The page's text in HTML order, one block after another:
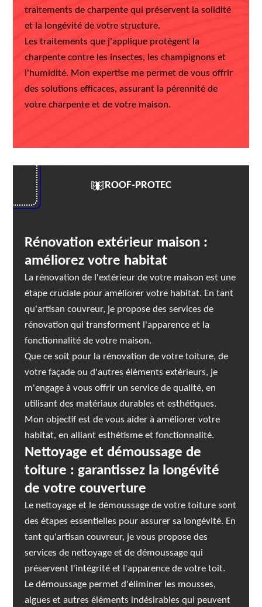
traitements de charpente qui préservent la solidité
et la longévité de votre structure.
Les traitements que j'applique protègent la
charpente contre les insectes, les champignons et
l'humidité. Mon expertise me permet de vous offrir
des solutions efficaces, assurant la pérennité de
votre charpente et de votre maison.
ROOF-PROTEC
Rénovation extérieur maison :
améliorez votre habitat
La rénovation de l'extérieur de votre maison est une
étape cruciale pour améliorer votre habitat. En tant
qu'artisan couvreur, je propose des services de
rénovation qui transforment l'apparence et la
fonctionnalité de votre maison.
Que ce soit pour la rénovation de votre toiture, de
votre façade ou d'autres éléments extérieurs, je
m'engage à vous offrir un service de qualité, en
utilisant des matériaux durables et esthétiques.
Mon objectif est de vous aider à améliorer votre
habitat, en alliant esthétisme et fonctionnalité.
Nettoyage et démoussage de
toiture : garantissez la longévité
de votre couverture
Le nettoyage et le démoussage de votre toiture sont
des étapes essentielles pour assurer sa longévité. En
tant qu'artisan couvreur, je vous propose des
services de nettoyage et de démoussage qui
préservent l'intégrité et l'apparence de votre toit.
Le démoussage permet d'éliminer les mousses,
algues et autres éléments indésirables qui peuvent